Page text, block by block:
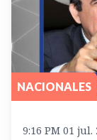
NACIONALES
9:16 PM 01 jul.